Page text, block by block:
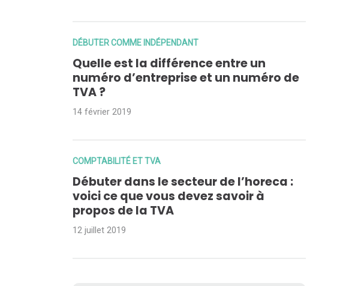
DÉBUTER COMME INDÉPENDANT
Quelle est la différence entre un
numéro d’entreprise et un numéro de
TVA ?
14 février 2019
COMPTABILITÉ ET TVA
Débuter dans le secteur de l’horeca :
voici ce que vous devez savoir à
propos de la TVA
12 juillet 2019